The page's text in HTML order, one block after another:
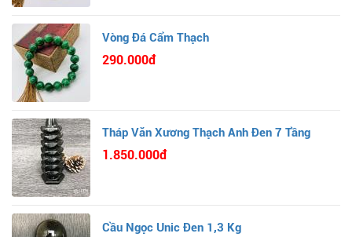
Vòng Đá Cẩm Thạch
290.000đ
Tháp Văn Xương Thạch Anh Đen 7 Tầng
1.850.000đ
Cầu Ngọc Unic Đen 1,3 Kg